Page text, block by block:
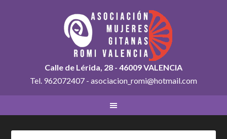
Calle de Lérida, 28 - 46009 VALENCIA
Tel. 962072407 - asociacion_romi@hotmail.com